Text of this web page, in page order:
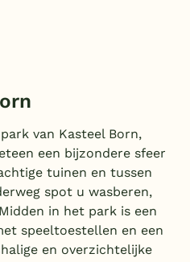
van Kasteel Born,
een bijzondere sfeer
tuinen en tussen
spot u wasberen,
in het park is een
speeltoestellen en een
en overzichtelijke